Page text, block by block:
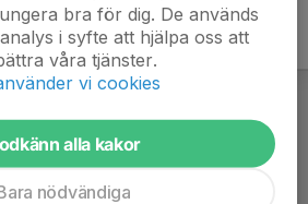
bra för dig. De används
i syfte att hjälpa oss att
våra tjänster.
vi cookies
alla kakor
nödvändiga